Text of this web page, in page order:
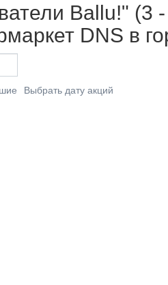
Ballu!" (3
DNS в
Выбрать дату акций